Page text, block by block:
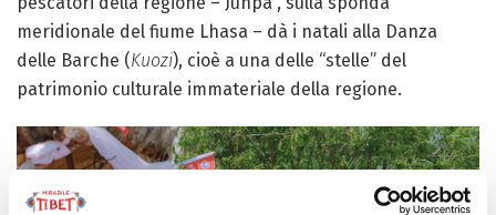
meridionale del fiume Lhasa – dà i natali alla Danza
delle Barche (Kuozi), cioè a una delle “stelle” del
patrimonio culturale immateriale della regione.